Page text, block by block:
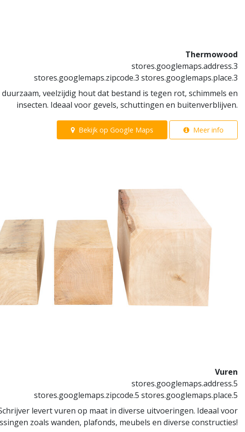
Thermowood
stores.googlemaps.address.3
stores.googlemaps.zipcode.3 stores.googlemaps.place.3
veelzijdig hout dat bestand is tegen rot, schimmels en
insecten. Ideaal voor gevels, schuttingen en buitenverblijven.
Bekijk op Google Maps Meer info
Vuren
stores.googlemaps.address.5
stores.googlemaps.zipcode.5 stores.googlemaps.place.5
levert vuren op maat in diverse uitvoeringen. Ideaal voor
zoals wanden, plafonds, meubels en diverse constructies!